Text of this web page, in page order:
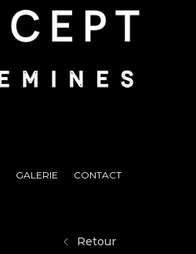
GALERIE CONTACT
Retour